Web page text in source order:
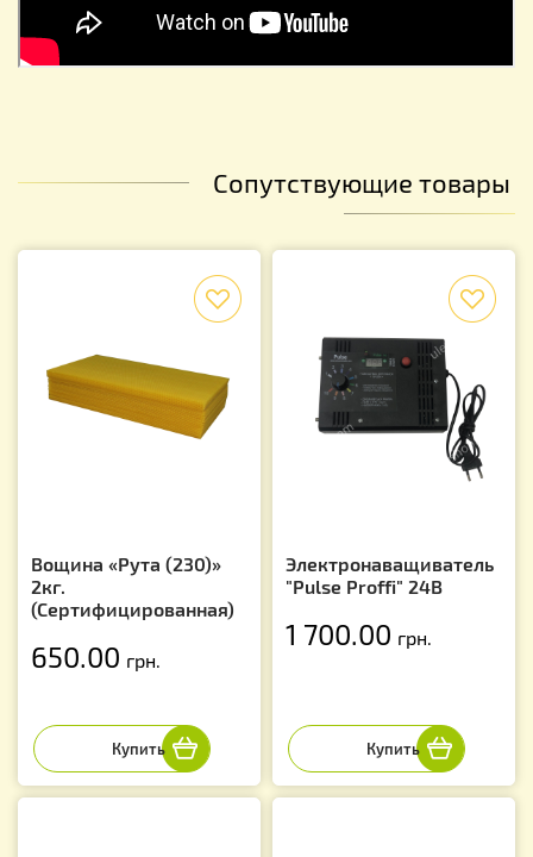
Сопутствующие товары
Вощина «Рута (230)»
2кг.
(Сертифицированная)
650.00 грн.
Электронаващиватель
"Pulse Proffi" 24В
1 700.00 грн.